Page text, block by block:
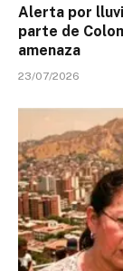
Alerta por
parte de
amenaza
23/07/2026